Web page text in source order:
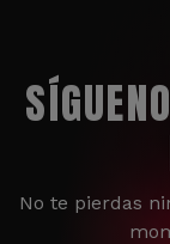
No te pierdas